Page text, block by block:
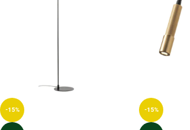
-15% -15%